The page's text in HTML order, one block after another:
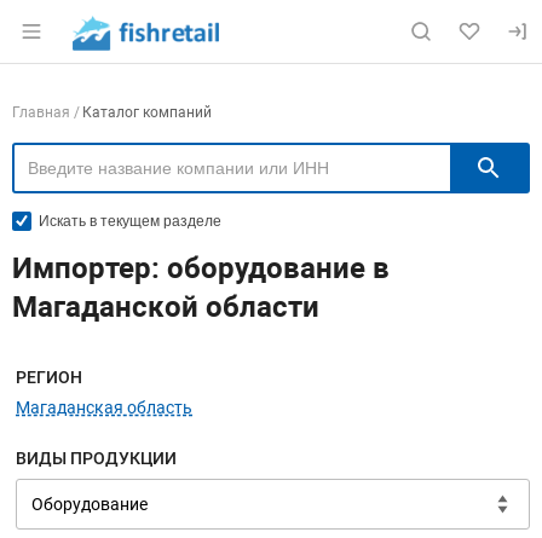
Раздел навигации по сайту fishretail.ru
Навигация по компаниям
Главная Каталог компаний
Искать в текущем разделе
Импортер: оборудование в
Магаданской области
Меню навигации
РЕГИОН
Магаданская область
ВИДЫ ПРОДУКЦИИ